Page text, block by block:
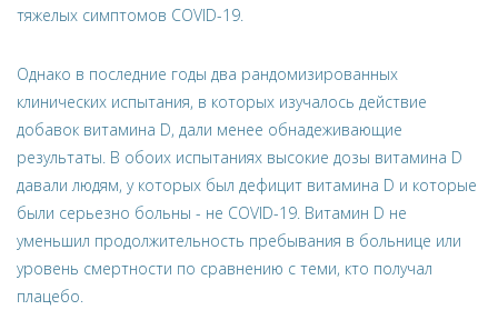
тяжелых симптомов COVID-19.
Однако в последние годы два рандомизированных
клинических испытания, в которых изучалось действие
добавок витамина D, дали менее обнадеживающие
результаты. В обоих испытаниях высокие дозы витамина D
давали людям, у которых был дефицит витамина D и которые
были серьезно больны - не COVID-19. Витамин D не
уменьшил продолжительность пребывания в больнице или
уровень смертности по сравнению с теми, кто получал
плацебо.